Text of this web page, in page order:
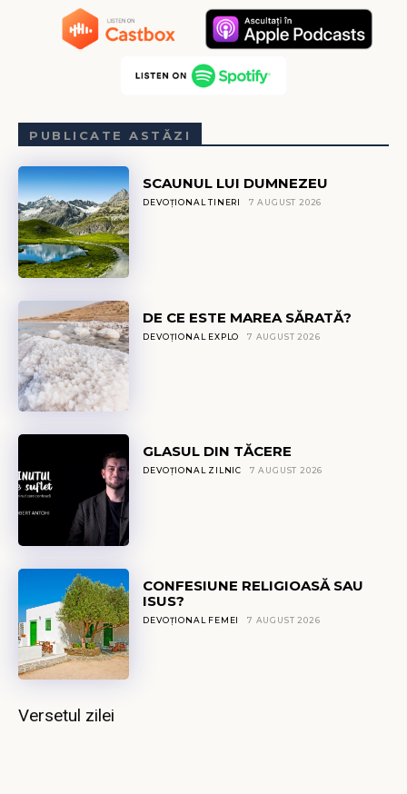
PUBLICATE ASTĂZI
SCAUNUL LUI DUMNEZEU
DEVOȚIONAL TINERI 7 AUGUST 2026
DE CE ESTE MAREA SĂRATĂ?
DEVOȚIONAL EXPLO 7 AUGUST 2026
GLASUL DIN TĂCERE
DEVOȚIONAL ZILNIC 7 AUGUST 2026
CONFESIUNE RELIGIOASĂ SAU
ISUS?
DEVOȚIONAL FEMEI 7 AUGUST 2026
Versetul zilei